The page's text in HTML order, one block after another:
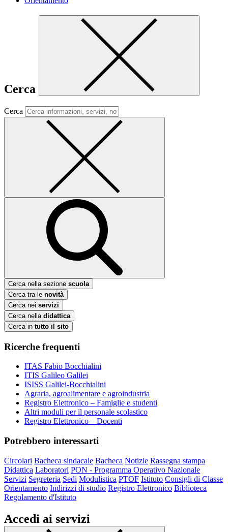
Cerca
Cerca
Cerca nella sezione scuola
Cerca tra le novità
Cerca nei servizi
Cerca nella didattica
Cerca in tutto il sito
Ricerche frequenti
ITAS Fabio Bocchialini
ITIS Galileo Galilei
ISISS Galilei-Bocchialini
Agraria, agroalimentare e agroindustria
Registro Elettronico – Famiglie e studenti
Altri moduli per il personale scolastico
Registro Elettronico – Docenti
Potrebbero interessarti
Circolari Bacheca sindacale Bacheca Notizie Rassegna stampa
Didattica Laboratori PON - Programma Operativo Nazionale
Servizi Segreteria Sedi Modulistica PTOF Istituto Consigli di Classe
Orientamento Indirizzi di studio Registro Elettronico Biblioteca
Regolamento d'Istituto
Accedi ai servizi